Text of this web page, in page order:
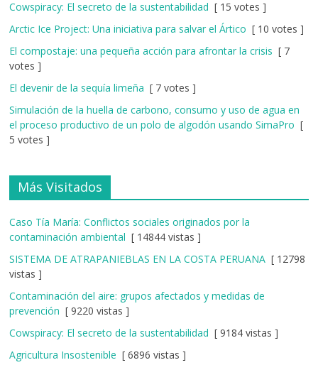
Cowspiracy: El secreto de la sustentabilidad [ 15 votes ]
Arctic Ice Project: Una iniciativa para salvar el Ártico [ 10 votes ]
El compostaje: una pequeña acción para afrontar la crisis [ 7
votes ]
El devenir de la sequía limeña [ 7 votes ]
Simulación de la huella de carbono, consumo y uso de agua en
el proceso productivo de un polo de algodón usando SimaPro [
5 votes ]
Más Visitados
Caso Tía María: Conflictos sociales originados por la
contaminación ambiental [ 14844 vistas ]
SISTEMA DE ATRAPANIEBLAS EN LA COSTA PERUANA [ 12798
vistas ]
Contaminación del aire: grupos afectados y medidas de
prevención [ 9220 vistas ]
Cowspiracy: El secreto de la sustentabilidad [ 9184 vistas ]
Agricultura Insostenible [ 6896 vistas ]